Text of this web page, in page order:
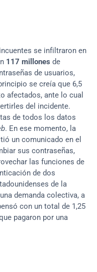
se infiltraron en
117 millones de
de usuarios,
se creía que 6,5
afectados, ante lo cual
del incidente.
de todos los datos
. En ese momento, la
un comunicado en el
sus contraseñas,
las funciones de
de dos
de la
demanda colectiva, a
con un total de 1,25
pagaron por una